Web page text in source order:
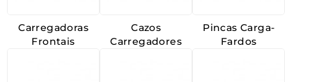
Carregadoras
Frontais
Cazos
Carregadores
Pincas Carga-
Fardos